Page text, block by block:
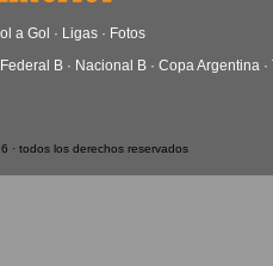
a Gol · Ligas · Fotos
B · Nacional B · Copa Argentina ·
· todos los derechos reservados